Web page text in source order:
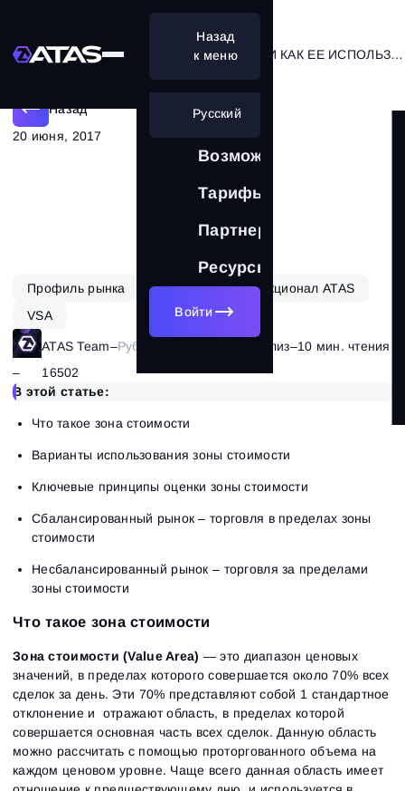
Возможности
Тарифы
Партнерам
Ресурсы
Русский
Войти
Назад
к меню
ЧТО ТАКОЕ ЗОНА СТОИМОСТИ И КАК ЕЕ ИСПОЛЬЗОВАТЬ В ТОРГОВЛЕ
Назад
20 июня, 2017
Профиль рынка Обучение
Функционал ATAS
VSA
ATAS Team–Рубрика: Объемный анализ–10 мин. чтения
–
16502
В этой статье:
Что такое зона стоимости
Варианты использования зоны стоимости
Ключевые принципы оценки зоны стоимости
Сбалансированный рынок – торговля в пределах зоны
стоимости
Несбалансированный рынок – торговля за пределами
зоны стоимости
Что такое зона стоимости
Зона стоимости (Value Area) — это диапазон ценовых
значений, в пределах которого совершается около 70% всех
сделок за день. Эти 70% представляют собой 1 стандартное
отклонение и отражают область, в пределах которой
совершается основная часть всех сделок. Данную область
можно рассчитать с помощью проторгованного объема на
каждом ценовом уровне. Чаще всего данная область имеет